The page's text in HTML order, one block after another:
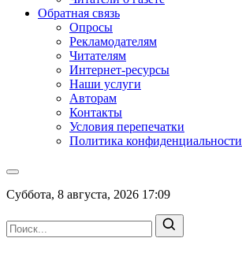
Обратная связь
Опросы
Рекламодателям
Читателям
Интернет-ресурсы
Наши услуги
Авторам
Контакты
Условия перепечатки
Политика конфиденциальности
Суббота, 8 августа, 2026 17:09